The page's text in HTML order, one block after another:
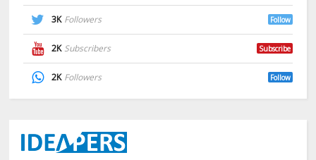
3K Followers Follow
2K Subscribers Subscribe
2K Followers Follow